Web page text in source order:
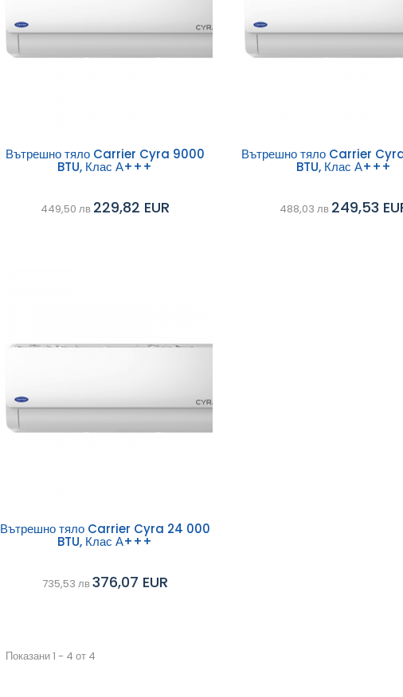
Добави в
Вътрешно тяло Carrier Cyra 9000
BTU, Клас А+++
449,50 лв 229,82 EUR
Добави в
Вътрешно тяло Carrier
BTU, Клас А+++
488,03 лв 249,53
Добави в
Вътрешно тяло Carrier Cyra 24 000
BTU, Клас А+++
735,53 лв376,07 EUR
Показани 1 - 4 от 4